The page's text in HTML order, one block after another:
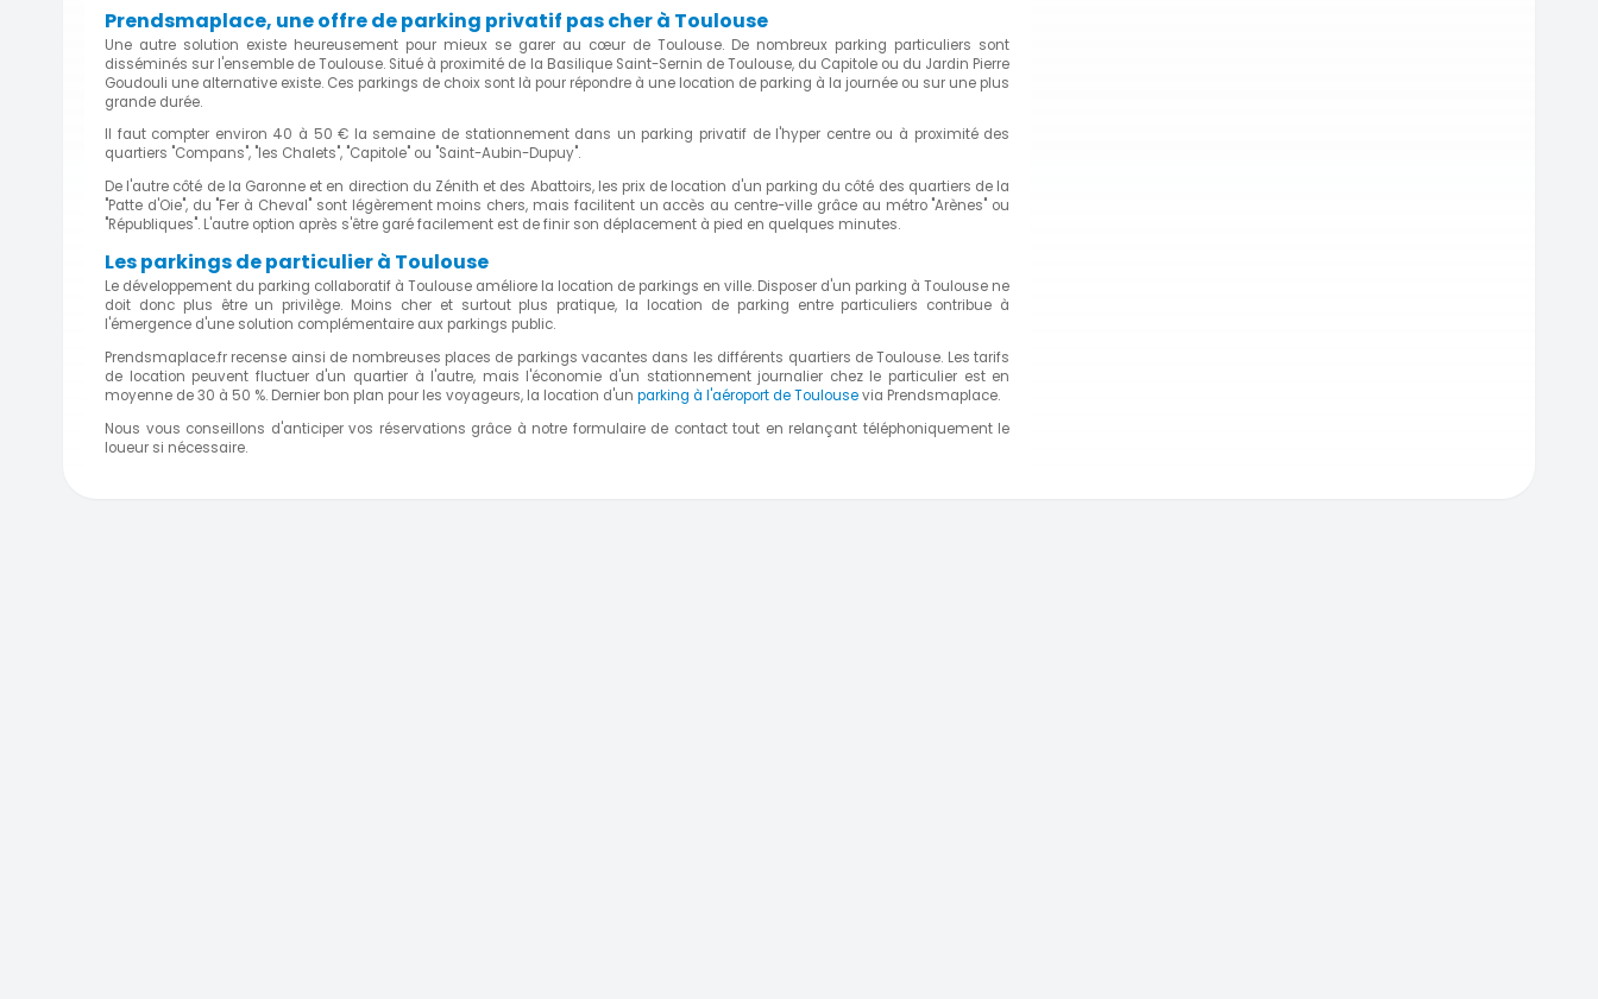
Prendsmaplace, une offre de parking privatif pas cher à Toulouse
Une autre solution existe heureusement pour mieux se garer au cœur de Toulouse. De nombreux parking particuliers sont
disséminés sur l'ensemble de Toulouse. Situé à proximité de la Basilique Saint-Sernin de Toulouse, du Capitole ou du Jardin Pierre
Goudouli une alternative existe. Ces parkings de choix sont là pour répondre à une location de parking à la journée ou sur une plus
grande durée.
Il faut compter environ 40 à 50 € la semaine de stationnement dans un parking privatif de l'hyper centre ou à proximité des
quartiers "Compans", "les Chalets", "Capitole" ou "Saint-Aubin-Dupuy".
De l'autre côté de la Garonne et en direction du Zénith et des Abattoirs, les prix de location d'un parking du côté des quartiers de la
"Patte d'Oie", du "Fer à Cheval" sont légèrement moins chers, mais facilitent un accès au centre-ville grâce au métro "Arènes" ou
"Républiques". L'autre option après s'être garé facilement est de finir son déplacement à pied en quelques minutes.
Les parkings de particulier à Toulouse
Le développement du parking collaboratif à Toulouse améliore la location de parkings en ville. Disposer d'un parking à Toulouse ne
doit donc plus être un privilège. Moins cher et surtout plus pratique, la location de parking entre particuliers contribue à
l'émergence d'une solution complémentaire aux parkings public.
Prendsmaplace.fr recense ainsi de nombreuses places de parkings vacantes dans les différents quartiers de Toulouse. Les tarifs
de location peuvent fluctuer d'un quartier à l'autre, mais l'économie d'un stationnement journalier chez le particulier est en
moyenne de 30 à 50 %. Dernier bon plan pour les voyageurs, la location d'un parking à l'aéroport de Toulousevia Prendsmaplace.
Nous vous conseillons d'anticiper vos réservations grâce à notre formulaire de contact tout en relançant téléphoniquement le
loueur si nécessaire.